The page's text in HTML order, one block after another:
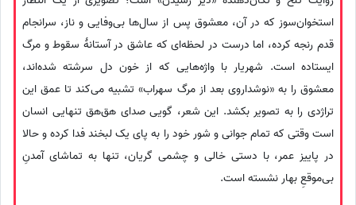
استخوان‌سوز که در آن، معشوق پس از سال‌ها بی‌وفایی و ناز، سرانجام
قدم رنجه کرده، اما درست در لحظه‌ای که عاشق در آستانهٔ سقوط و مرگ
ایستاده است. شهریار با واژه‌هایی که از خون دل سرشته شده‌اند،
معشوق را به «نوشداروی بعد از مرگ سهراب» تشبیه می‌کند تا عمق این
تراژدی را به تصویر بکشد. این شعر، گویی صدای هق‌هق تنهایی انسان
است وقتی که تمام جوانی و شور خود را به پای یک لبخند فدا کرده و حالا
در پاییز عمر، با دستی خالی و چشمی گریان، تنها به تماشای آمدنِ
بی‌موقعِ بهار نشسته است.